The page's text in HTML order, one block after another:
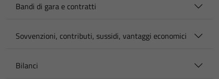
Bandi di gara e contratti
Sovvenzioni, contributi, sussidi, vantaggi economici
Bilanci